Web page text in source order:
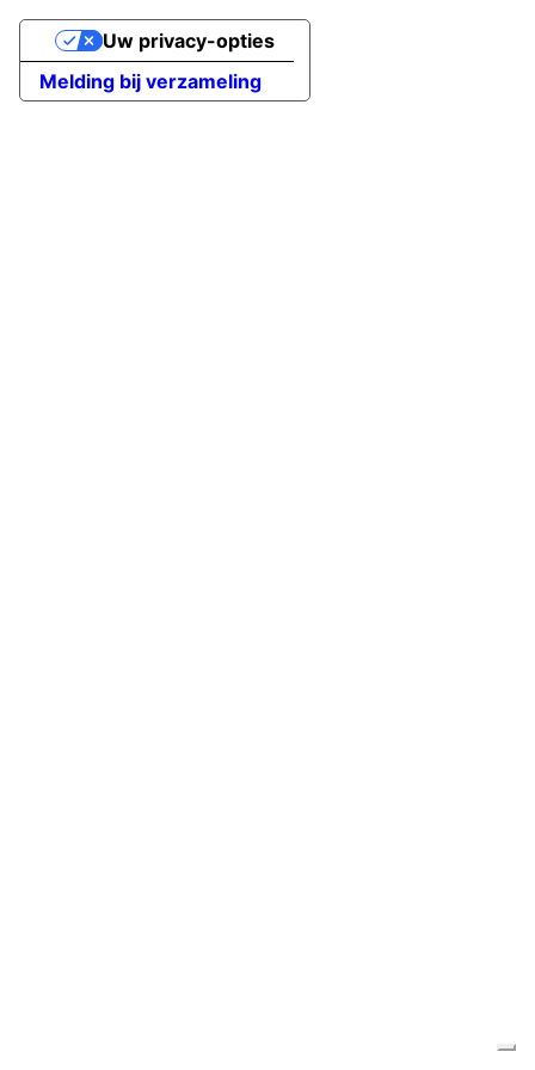
Melding bij verzameling
Uw privacy-opties